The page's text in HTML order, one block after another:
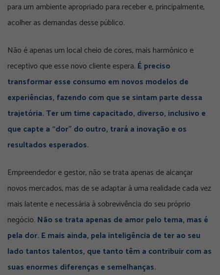
para um ambiente apropriado para receber e, principalmente,
acolher as demandas desse público.
Não é apenas um local cheio de cores, mais harmônico e
receptivo que esse novo cliente espera. É preciso
transformar esse consumo em novos modelos de
experiências, fazendo com que se sintam parte dessa
trajetória. Ter um time capacitado, diverso, inclusivo e
que capte a “dor” do outro, trará a inovação e os
resultados esperados.
Empreendedor e gestor, não se trata apenas de alcançar
novos mercados, mas de se adaptar à uma realidade cada vez
mais latente e necessária à sobrevivência do seu próprio
negócio. Não se trata apenas de amor pelo tema, mas é
pela dor. E mais ainda, pela inteligência de ter ao seu
lado tantos talentos, que tanto têm a contribuir com as
suas enormes diferenças e semelhanças.